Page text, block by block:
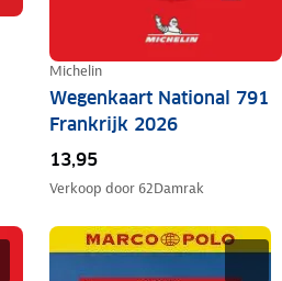
Michelin
Wegenkaart National 791
Frankrijk 2026
13,95
Verkoop door 62Damrak